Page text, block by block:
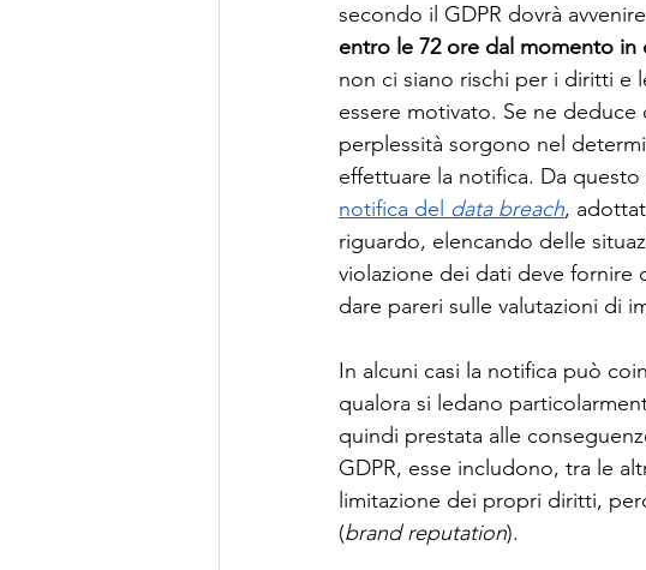
secondo il GDPR dovrà
entro le 72 ore dal momento in
non ci siano rischi per i diritti e
essere motivato. Se ne
perplessità sorgono nel
effettuare la notifica. Da
notifica del data breach,
riguardo, elencando delle
violazione dei dati deve fornire
dare pareri sulle valutazioni di
In alcuni casi la notifica può
qualora si ledano
quindi prestata alle
GDPR, esse includono, tra le
limitazione dei propri diritti,
(brand reputation).